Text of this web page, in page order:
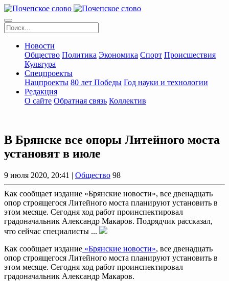
Новости
Общество Политика Экономика Спорт Происшествия
Культура
Спецпроекты
Нацпроекты 80 лет Победы Год науки и технологии
Редакция
О сайте Обратная связь Коллектив
В Брянске все опоры Литейного моста
установят в июле
9 июля 2020, 20:41 | Общество 98
Как сообщает издание «Брянские новости», все двенадцать
опор строящегося Литейного моста планируют установить в
этом месяце. Сегодня ход работ проинспектировал
градоначальник Александр Макаров. Подрядчик рассказал,
что сейчас специалисты ...
Как сообщает издание «Брянские новости», все двенадцать
опор строящегося Литейного моста планируют установить в
этом месяце. Сегодня ход работ проинспектировал
градоначальник Александр Макаров.